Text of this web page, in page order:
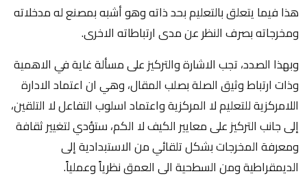
هذا فيما يتعلق بالتعليم بحد ذاته وهو أشبه بمصنع له مدخلاته
ومخرجاته بصرف النظر عن مدى ارتباطاته الاخرى.
وبهذا الصدد، تجب الاشارة والتركيز على مسألة غاية في الاهمية
وذات ارتباط وثيق الصلة بصلب المقال، وهي ان اعتماد الادارة
اللامركزية للتعليم لا المركزية واعتماد اسلوب التفاعل لا التلقين،
إلى جانب التركيز على معايير الكيف لا الكم، ستؤدي لتغيير ثقافة
ومعرفة المخرجات بشكل تلقائي من الاستبدادية إلى
الديمقراطية ومن السطحية الى العمق نظرياً وعملياً.